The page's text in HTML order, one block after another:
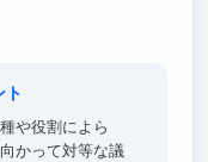
ト
や役割によら
かって対等な議